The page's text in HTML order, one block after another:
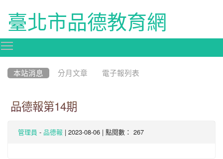
臺北市品德教育網
本站消息 分月文章 電子報列表
品德報第14期
管理員 - 品德報 | 2023-08-06 | 點閱數： 267